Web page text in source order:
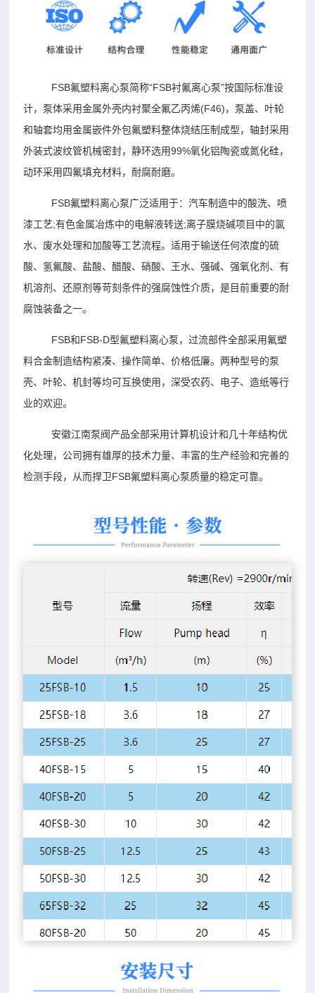
FSB氟塑料离心泵简称“FSB衬氟离心泵”按国际标准设
计，泵体采用金属外壳内衬聚全氟乙丙烯(F46)，泵盖、叶轮
和轴套均用金属嵌件外包氟塑料整体烧结压制成型，轴封采用
外装式波纹管机械密封，静环选用99%氧化铝陶瓷或氮化硅，
动环采用四氟填充材料，耐腐耐磨。
FSB氟塑料离心泵广泛适用于：汽车制造中的酸洗、喷
漆工艺;有色金属冶炼中的电解液转送;离子膜烧碱项目中的氯
水、废水处理和加酸等工艺流程。适用于输送任何浓度的硫
酸、氢氟酸、盐酸、醋酸、硝酸、王水、强碱、强氧化剂、有
机溶剂、还原剂等苛刻条件的强腐蚀性介质，是目前重要的耐
腐蚀装备之一。
FSB和FSB-D型氟塑料离心泵，过流部件全部采用氟塑
料合金制造结构紧凑、操作简单、价格低廉。两种型号的泵
壳、叶轮、机封等均可互换使用，深受农药、电子、造纸等行
业的欢迎。
安徽江南泵阀产品全部采用计算机设计和几十年结构优
化处理，公司拥有雄厚的技术力量、丰富的生产经验和完善的
检测手段，从而捍卫FSB氟塑料离心泵质量的稳定可靠。